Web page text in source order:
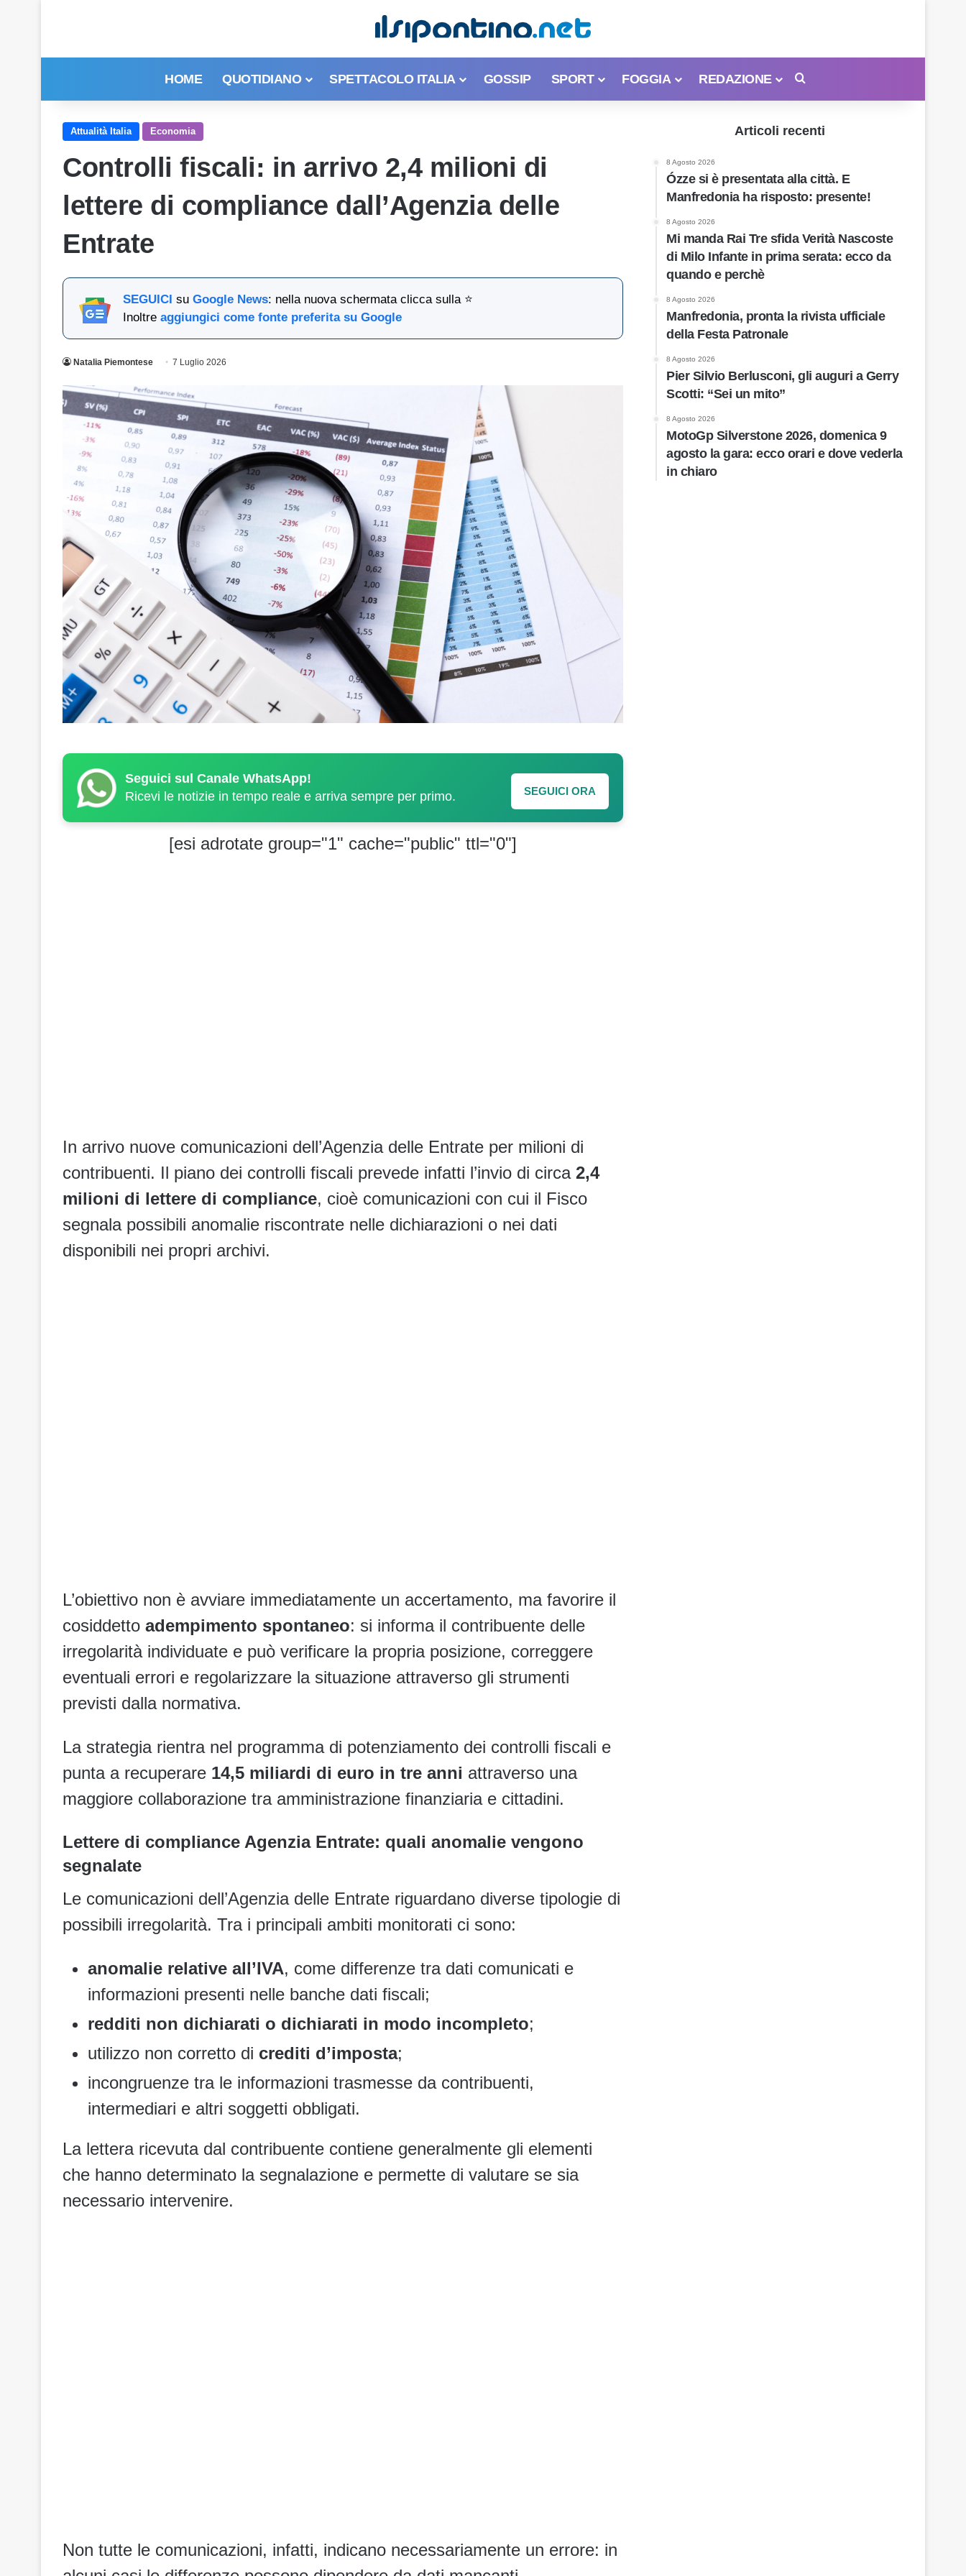
HOME QUOTIDIANO SPETTACOLO ITALIA GOSSIP SPORT FOGGIA REDAZIONE
Attualità Italia Economia
Controlli fiscali: in arrivo 2,4 milioni di
lettere di compliance dall’Agenzia delle
Entrate
SEGUICI su Google News: nella nuova schermata clicca sulla ⭐
Inoltre aggiungici come fonte preferita su Google
Natalia Piemontese 7 Luglio 2026
Seguici sul Canale WhatsApp!
Ricevi le notizie in tempo reale e arriva sempre per primo.
SEGUICI ORA
[esi adrotate group="1" cache="public" ttl="0"]
In arrivo nuove comunicazioni dell’Agenzia delle Entrate per milioni di
contribuenti. Il piano dei controlli fiscali prevede infatti l’invio di circa 2,4
milioni di lettere di compliance, cioè comunicazioni con cui il Fisco
segnala possibili anomalie riscontrate nelle dichiarazioni o nei dati
disponibili nei propri archivi.
L’obiettivo non è avviare immediatamente un accertamento, ma favorire il
cosiddetto adempimento spontaneo: si informa il contribuente delle
irregolarità individuate e può verificare la propria posizione, correggere
eventuali errori e regolarizzare la situazione attraverso gli strumenti
previsti dalla normativa.
La strategia rientra nel programma di potenziamento dei controlli fiscali e
punta a recuperare 14,5 miliardi di euro in tre anni attraverso una
maggiore collaborazione tra amministrazione finanziaria e cittadini.
Lettere di compliance Agenzia Entrate: quali anomalie vengono
segnalate
Le comunicazioni dell’Agenzia delle Entrate riguardano diverse tipologie di
possibili irregolarità. Tra i principali ambiti monitorati ci sono:
anomalie relative all’IVA, come differenze tra dati comunicati e
informazioni presenti nelle banche dati fiscali;
redditi non dichiarati o dichiarati in modo incompleto;
utilizzo non corretto di crediti d’imposta;
incongruenze tra le informazioni trasmesse da contribuenti,
intermediari e altri soggetti obbligati.
La lettera ricevuta dal contribuente contiene generalmente gli elementi
che hanno determinato la segnalazione e permette di valutare se sia
necessario intervenire.
Non tutte le comunicazioni, infatti, indicano necessariamente un errore: in
Articoli recenti
8 Agosto 2026
Ózze si è presentata alla città. E
Manfredonia ha risposto: presente!
8 Agosto 2026
Mi manda Rai Tre sfida Verità Nascoste
di Milo Infante in prima serata: ecco da
quando e perchè
8 Agosto 2026
Manfredonia, pronta la rivista ufficiale
della Festa Patronale
8 Agosto 2026
Pier Silvio Berlusconi, gli auguri a Gerry
Scotti: “Sei un mito”
8 Agosto 2026
MotoGp Silverstone 2026, domenica 9
agosto la gara: ecco orari e dove vederla
in chiaro